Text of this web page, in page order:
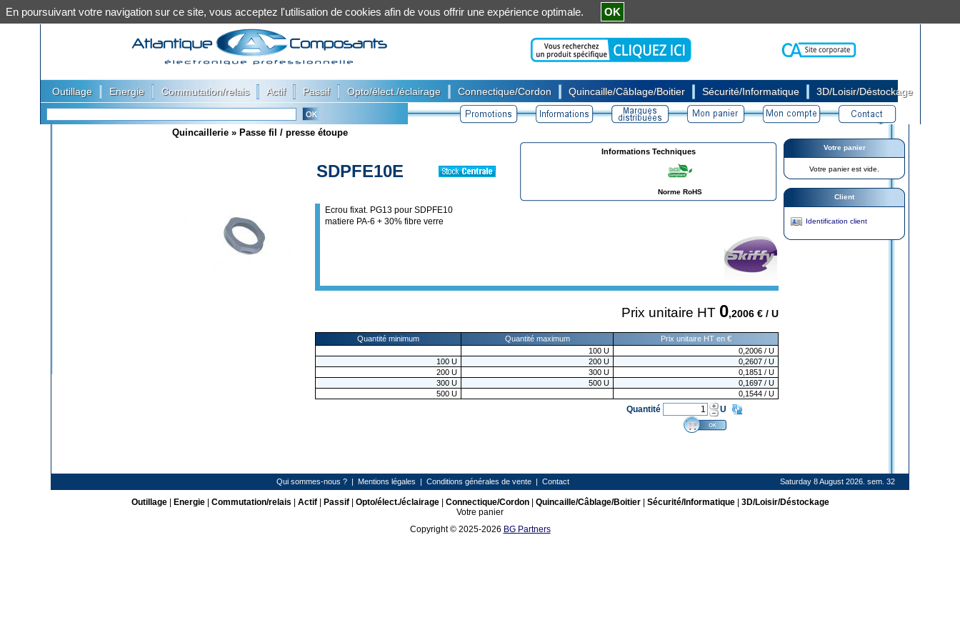
Outillage Energie Commutation/relais Actif Passif Opto/élect./éclairage Connectique/Cordon Quincaille/Câblage/Boitier Sécurité/Informatique 3D/Loisir/Déstockage
Quincaillerie » Passe fil / presse étoupe
SDPFE10E
Informations Techniques
Norme RoHS
Ecrou fixat. PG13 pour SDPFE10
matiere PA-6 + 30% fibre verre
Prix unitaire HT 0,2006 € / U
Quantité minimum Quantité maximum
Prix unitaire HT en €
100 U 0,2006 / U
100 U 200 U 0,2607 / U
200 U 300 U 0,1851 / U
300 U 500 U 0,1697 / U
500 U 0,1544 / U
Quantité U
Votre panier
Votre panier est vide.
Client
Identification client
Qui sommes-nous ?| Mentions légales | Conditions générales de vente| Contact Saturday 8 August 2026. sem. 32
Outillage| Energie| Commutation/relais Actif| Passif| Opto/élect./éclairage| Connectique/Cordon| Quincaille/Câblage/Boitier| Sécurité/Informatique| 3D/Loisir/Déstockage
Votre panier
Copyright © 2025-2026 BG Partners
En poursuivant votre navigation sur ce site, vous acceptez l'utilisation de cookies afin de vous offrir une expérience optimale. OK